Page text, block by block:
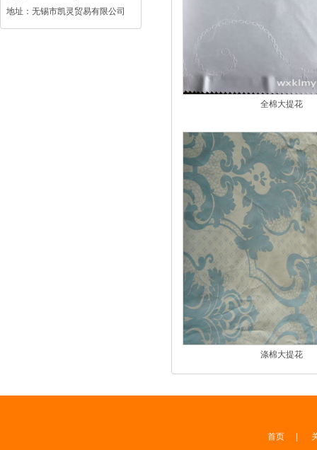
地址：无锡市凯灵贸易有限公司
全棉大提花
涤棉大提花
首页